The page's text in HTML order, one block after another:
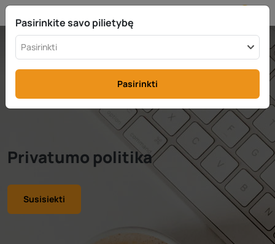
Privatumo politika
Susisiekti
Pasirinkite savo pilietybę
Pasirinkti
Pasirinkti